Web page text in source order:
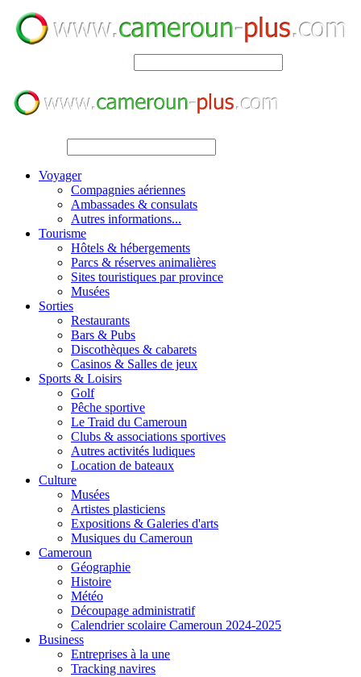
Voyager
Compagnies aériennes
Ambassades & consulats
Autres informations...
Tourisme
Hôtels & hébergements
Parcs & réserves animalières
Sites touristiques par province
Musées
Sorties
Restaurants
Bars & Pubs
Discothèques & cabarets
Casinos & Salles de jeux
Sports & Loisirs
Golf
Pêche sportive
Le Traid du Cameroun
Clubs & associations sportives
Autres activités ludiques
Location de bateaux
Culture
Musées
Artistes plasticiens
Expositions & Galeries d'arts
Musiques du Cameroun
Cameroun
Géographie
Histoire
Météo
Découpage administratif
Calendrier scolaire Cameroun 2024-2025
Business
Entreprises à la une
Tracking navires